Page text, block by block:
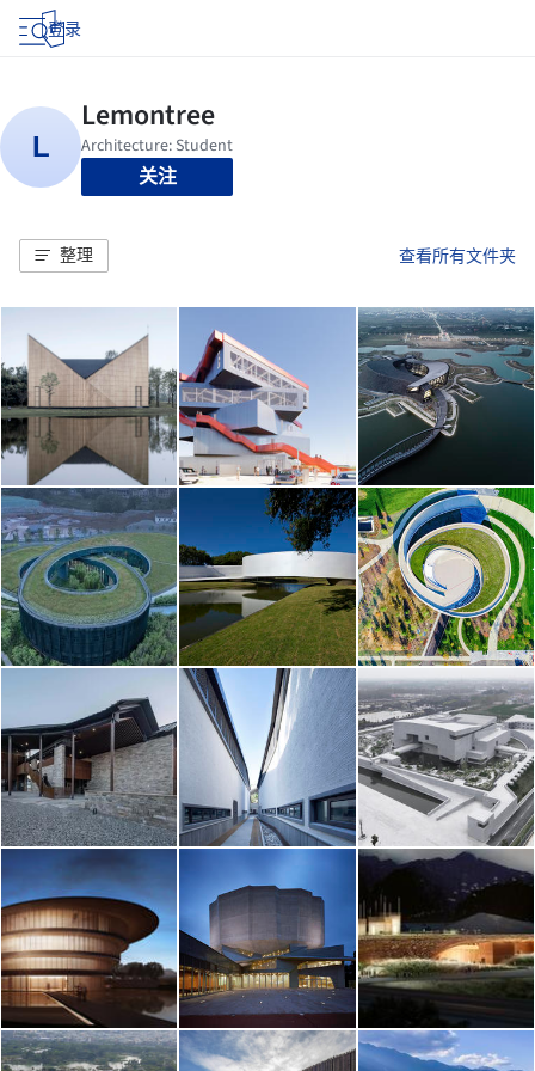
登录
关注
整理 查看所有文件夹